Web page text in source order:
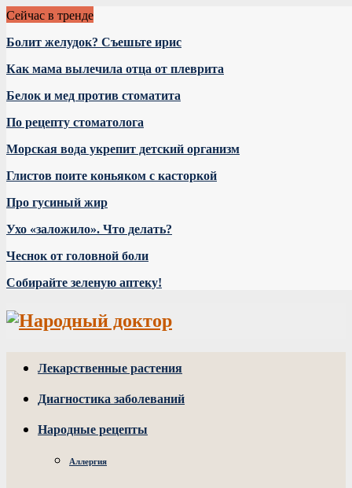
Сейчас в тренде
Болит желудок? Съешьте ирис
Как мама вылечила отца от плеврита
Белок и мед против стоматита
По рецепту стоматолога
Морская вода укрепит детский организм
Глистов поите коньяком с касторкой
Про гусиный жир
Ухо «заложило». Что делать?
Чеснок от головной боли
Собирайте зеленую аптеку!
Лекарственные растения
Диагностика заболеваний
Народные рецепты
Аллергия